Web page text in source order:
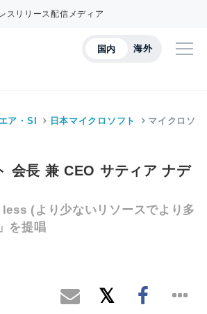
スリリース配信メディア
国内 海外
ア・SI 日本マイクロソフト マイクロソ
会長 兼 CEO サティア ナデ
(より少ないリソースでより多
を提唱